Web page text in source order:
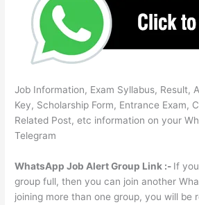
Job Information, Exam Syllabus, Result,
Key, Scholarship Form, Entrance Exam,
Related Post, etc information on your
Telegram
WhatsApp Job Alert Group Link :- If
group full, then you can join another
joining more than one group, you will be